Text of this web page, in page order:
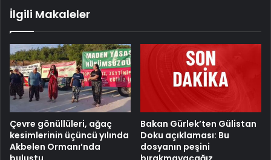
İlgili Makaleler
Çevre gönüllüleri, ağaç
kesimlerinin üçüncü yılında
Akbelen Ormanı’nda
Bakan Gürlek’ten Gülistan
Doku açıklaması: Bu
dosyanın peşini